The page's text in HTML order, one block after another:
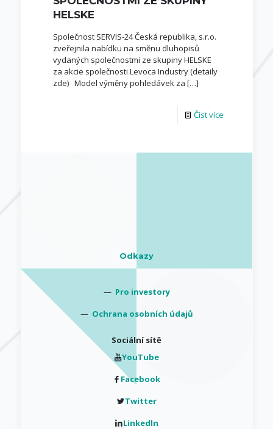
HELSKE
Společnost SERVIS-24 Česká republika, s.r.o.
zveřejnila nabídku na směnu dluhopisů
vydaných společnostmi ze skupiny HELSKE
za akcie společnosti Levoca Industry (detaily
zde) Model výměny pohledávek za […]
Číst více
Odkazy
— Pro investory
— Ochrana osobních údajů
Sociální sítě
YouTube
Facebook
Twitter
Linkedln